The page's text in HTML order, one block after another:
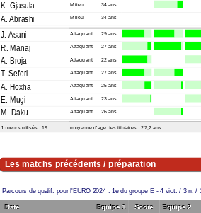
K. Gjasula Milieu 34 ans
A. Abrashi Milieu 34 ans
J. Asani Attaquant 29 ans
R. Manaj Attaquant 27 ans
A. Broja Attaquant 22 ans
T. Seferi Attaquant 27 ans
A. Hoxha Attaquant 25 ans
E. Muçi Attaquant 23 ans
M. Daku Attaquant 26 ans
Joueurs utilisés : 19 moyenne d'age des titulaires : 27,2 ans
Les matchs précédents / préparation
Parcours de qualif. pour l'EURO 2024 : 1e du groupe E- 4 vict. / 3 n. /
Date Equipe 1 Score Equipe 2